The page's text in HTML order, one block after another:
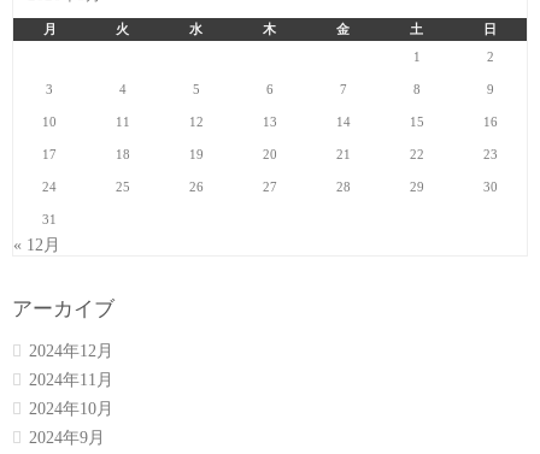
月 火 水 木 金 土
日
1
2
3 4 5 6 7 8 9
10 11 12 13 14 15 16
17 18 19 20 21 22 23
24 25 26 27 28 29 30
31
« 12月
アーカイブ
2024年12月
2024年11月
2024年10月
2024年9月